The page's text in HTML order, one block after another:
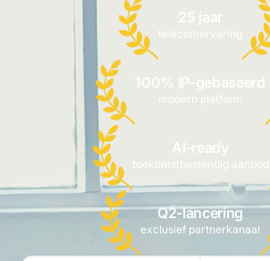
25 jaar
telecomervaring
100% IP-gebaseerd
modern platform
AI-ready
toekomstbestendig aanbod
Q2-lancering
exclusief partnerkanaal